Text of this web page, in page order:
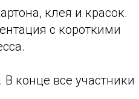
клея и красок.
с короткими
конце все участники